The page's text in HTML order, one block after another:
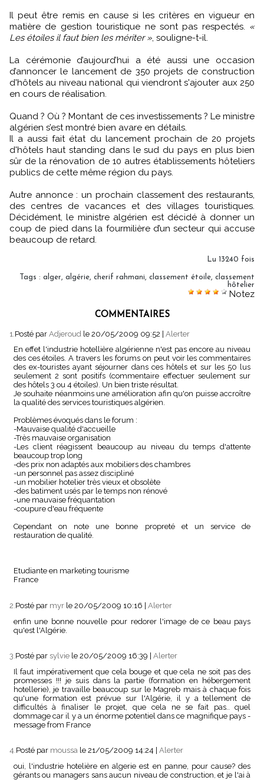
Il peut être remis en cause si les critères en vigueur en
matière de gestion touristique ne sont pas respectés. «
Les étoiles il faut bien les mériter », souligne-t-il.
La cérémonie d’aujourd’hui a été aussi une occasion
d’annoncer le lancement de 350 projets de construction
d'hôtels au niveau national qui viendront s'ajouter aux 250
en cours de réalisation.
Quand ? Où ? Montant de ces investissements ? Le ministre
algérien s’est montré bien avare en détails.
Il a aussi fait état du lancement prochain de 20 projets
d'hôtels haut standing dans le sud du pays en plus bien
sûr de la rénovation de 10 autres établissements hôteliers
publics de cette même région du pays.
Autre annonce : un prochain classement des restaurants,
des centres de vacances et des villages touristiques.
Décidément, le ministre algérien est décidé à donner un
coup de pied dans la fourmilière d’un secteur qui accuse
beaucoup de retard.
Lu 13240 fois
Tags : alger, algérie, cherif rahmani, classement étoile, classement
hôtelier
Notez
COMMENTAIRES
1. Posté par Adjeroud le 20/05/2009 09:52
Alerter
En effet l'industrie hotellière algérienne n'est pas encore au niveau
des ces étoiles. A travers les forums on peut voir les commentaires
des ex-touristes ayant séjourner dans ces hôtels et sur les 50 lus
seulement 2 sont positifs (commentaire effectuer seulement sur
des hôtels 3 ou 4 étoiles). Un bien triste résultat.
Je souhaite néanmoins une amélioration afin qu'on puisse accroître
la qualité des services touristiques algérien.
Problèmes évoqués dans le forum :
-Mauvaise qualité d'accueille
-Très mauvaise organisation
-Les client réagissent beaucoup au niveau du temps d'attente
beaucoup trop long
-des prix non adaptés aux mobiliers des chambres
-un personnel pas assez discipliné
-un mobilier hotelier très vieux et obsolète
-des batiment usés par le temps non rénové
-une mauvaise fréquantation
-coupure d'eau fréquente
Cependant on note une bonne propreté et un service de
restauration de qualité.
Etudiante en marketing tourisme
France
2. Posté par myr le 20/05/2009 10:16
Alerter
enfin une bonne nouvelle pour redorer l'image de ce beau pays
qu'est l'Algérie.
3.Posté par sylvie le 20/05/2009 16:39
Alerter
Il faut impérativement que cela bouge et que cela ne soit pas des
promesses !!! je suis dans la partie (formation en hébergement
hotellerie), je travaille beaucoup sur le Magreb mais à chaque fois
qu'une formation est prévue sur l'Algérie, il y a tellement de
difficultés à finaliser le projet, que cela ne se fait pas.. quel
dommage car il y a un énorme potentiel dans ce magnifique pays -
message from France
4.Posté par moussa le 21/05/2009 14:24
Alerter
oui, l'industrie hotelière en algerie est en panne, pour cause? des
gérants ou managers sans aucun niveau de construction, et je l'ai à